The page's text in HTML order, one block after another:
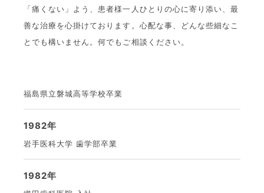
「痛くない」よう、患者様一人ひとりの心に寄り添い、最
善な治療を心掛けております。心配な事、どんな些細なこ
とでも構いません。何でもご相談ください。
福島県立磐城高等学校卒業
1982年
岩手医科大学 歯学部卒業
1982年